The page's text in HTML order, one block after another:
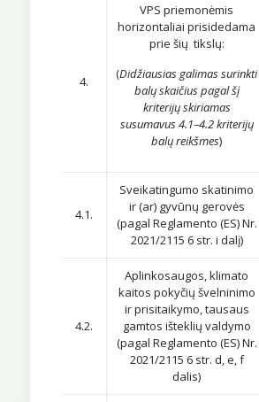
4.
VPS priemonėmis
horizontaliai prisidedama
prie šių tikslų:
(Didžiausias galimas surinkti
balų skaičius pagal šį
kriterijų skiriamas
susumavus 4.1–4.2 kriterijų
balų reikšmes)
4.1.
Sveikatingumo skatinimo
ir (ar) gyvūnų gerovės
(pagal Reglamento (ES) Nr.
2021/2115 6 str. i dalį)
4.2.
Aplinkosaugos, klimato
kaitos pokyčių švelninimo
ir prisitaikymo, tausaus
gamtos išteklių valdymo
(pagal Reglamento (ES) Nr.
2021/2115 6 str. d, e, f
dalis)